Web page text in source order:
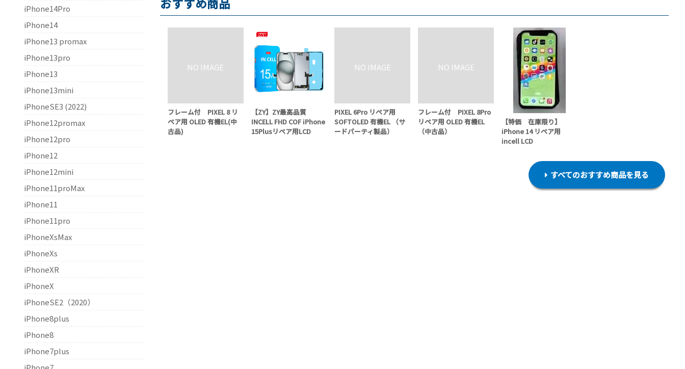
フレーム付 PIXEL 8 リ
ペア用 OLED 有機EL(中
古品)
【ZY】ZY最高品質
INCELL FHD COF iPhone
15Plusリペア用LCD
PIXEL 6Pro リペア用
SOFTOLED 有機EL （サ
ードパーティ製品）
フレーム付 PIXEL 8Pro
リペア用 OLED 有機EL
（中古品）
【特価 在庫限り】
iPhone 14 リペア用
incell LCD
すべてのおすすめ商品を見る
iPhone14Pro
iPhone14
iPhone13 promax
iPhone13pro
iPhone13
iPhone13mini
iPhoneSE3 (2022)
iPhone12promax
iPhone12pro
iPhone12
iPhone12mini
iPhone11proMax
iPhone11
iPhone11pro
iPhoneXsMax
iPhoneXs
iPhoneXR
iPhoneX
iPhoneSE2（2020）
iPhone8plus
iPhone8
iPhone7plus